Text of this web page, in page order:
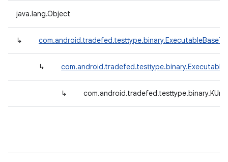
java.lang.Object
↳
↳
↳